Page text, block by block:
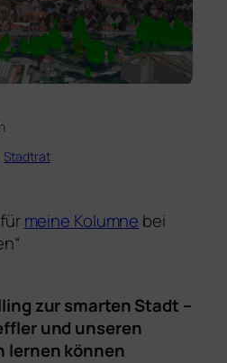
Stadtrat
meine Kolumne bei
zur smarten Stadt –
und unseren
lernen können